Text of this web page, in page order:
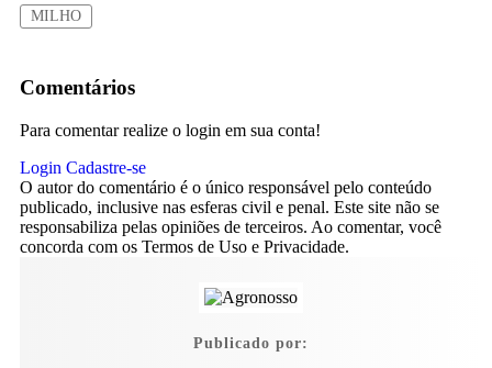
MILHO
Comentários
Para comentar realize o login em sua conta!
Login Cadastre-se
O autor do comentário é o único responsável pelo conteúdo
publicado, inclusive nas esferas civil e penal. Este site não se
responsabiliza pelas opiniões de terceiros. Ao comentar, você
concorda com os Termos de Uso e Privacidade.
Publicado por: